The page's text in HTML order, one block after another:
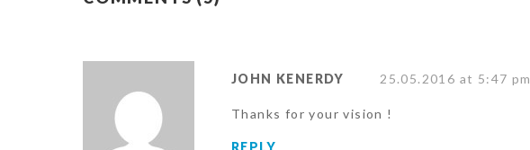
JOHN KENERDY 25.05.2016 at 5:47 pm
Thanks for your vision !
REPLY